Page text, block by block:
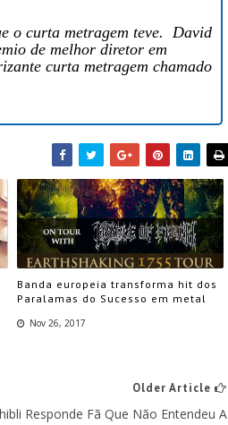
o curta metragem teve. David
de melhor diretor em
curta metragem chamado
Banda europeia transforma hit dos
Paralamas do Sucesso em metal
Nov 26, 2017
Older Article
Responde Fã Que Não Entendeu A